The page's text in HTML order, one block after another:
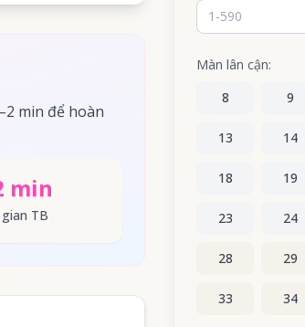
min để hoàn
min
TB
Màn lân cận:
8
9
13 14
18 19
23 24
28 29
33 34